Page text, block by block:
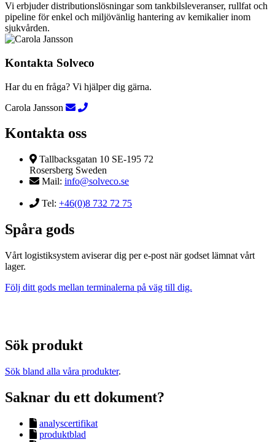
Vi erbjuder distributionslösningar som tankbilsleveranser, rullfat och
pipeline för enkel och miljövänlig hantering av kemikalier inom
sjukvården.
Kontakta Solveco
Har du en fråga? Vi hjälper dig gärna.
Carola Jansson
Kontakta oss
Tallbacksgatan 10 SE-195 72
Rosersberg Sweden
Mail: info@solveco.se
Tel: +46(0)8 732 72 75
Spåra gods
Vårt logistiksystem aviserar dig per e-post när godset lämnat vårt
lager.
Följ ditt gods mellan terminalerna på väg till dig.
Sök produkt
Sök bland alla våra produkter.
Saknar du ett dokument?
analyscertifikat
produktblad